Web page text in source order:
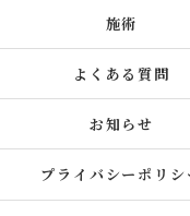
施術
よくある質問
お知らせ
プライバシーポリシ